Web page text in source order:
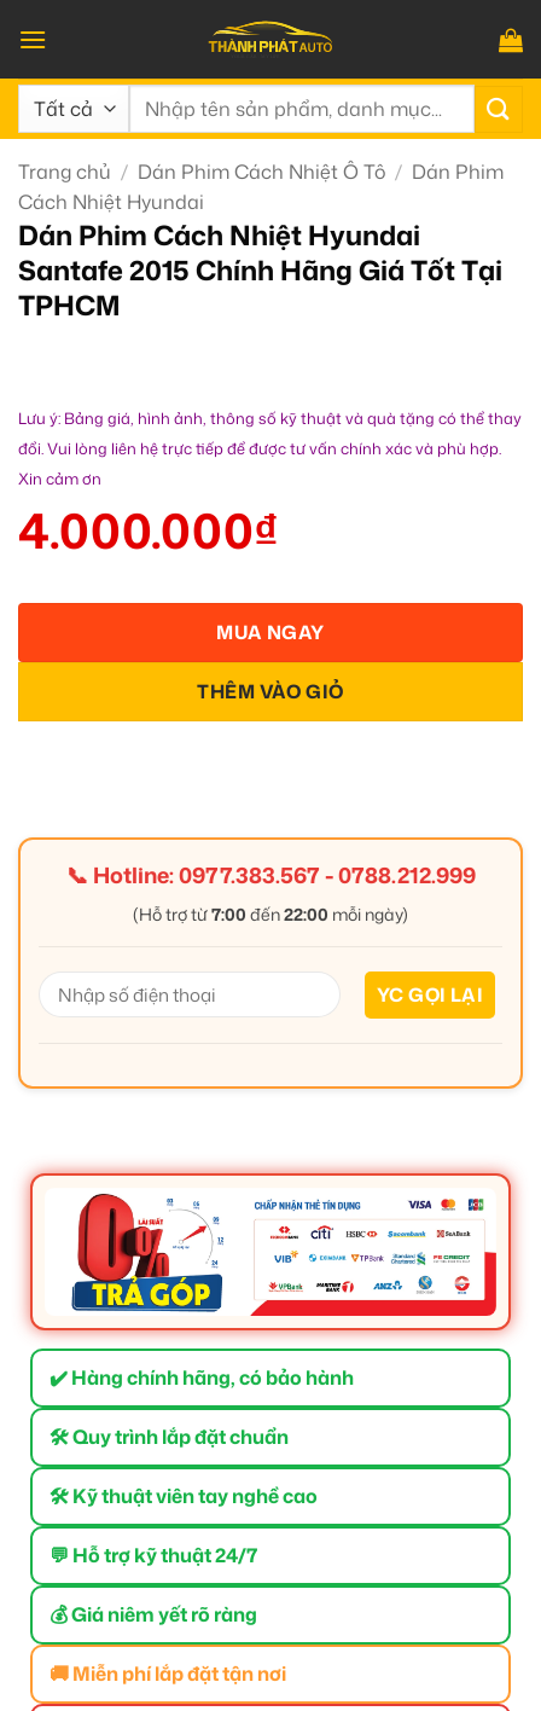
qua
nội
dung
Tìm
Trang chủ / Dán Phim Cách Nhiệt Ô Tô / Dán Phim
Cách Nhiệt Hyundai
Dán Phim Cách Nhiệt Hyundai
Santafe 2015 Chính Hãng Giá Tốt Tại
TPHCM
Lưu ý: Bảng giá, hình ảnh, thông số kỹ thuật và quà tặng có thể thay
đổi. Vui lòng liên hệ trực tiếp để được tư vấn chính xác và phù hợp.
Xin cảm ơn
4.000.000₫
THÊM VÀO GIỎ
MUA NGAY
📞 Hotline:0977.383.567-0788.212.999
(Hỗ trợ từ7:00 đến22:00 mỗi ngày)
✔️ Hàng chính hãng, có bảo hành
🛠 Quy trình lắp đặt chuẩn
🛠 Kỹ thuật viên tay nghề cao
💬 Hỗ trợ kỹ thuật 24/7
💰 Giá niêm yết rõ ràng
🚚 Miễn phí lắp đặt tận nơi